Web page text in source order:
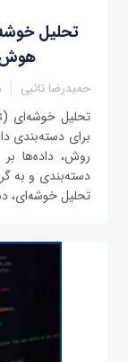
هوش
حمیدرضا تائبی
برای دسته‌بندی
روش، داده‌ها
دسته‌بندی و به
تحلیل خوشه‌ای،